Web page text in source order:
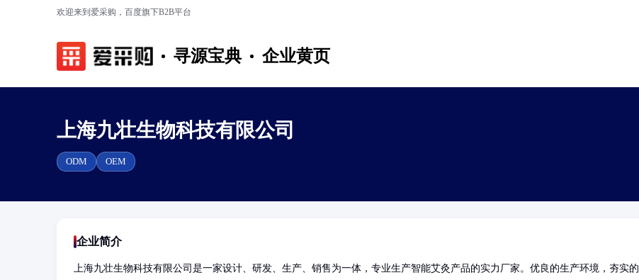
欢迎来到爱采购，百度旗下B2B平台
寻源宝典 企业黄页
上海九壮生物科技有限公司
ODM OEM
企业简介
上海九壮生物科技有限公司是一家设计、研发、生产、销售为一体，专业生产智能艾灸产品的实力厂家。优良的生产环境，夯实的